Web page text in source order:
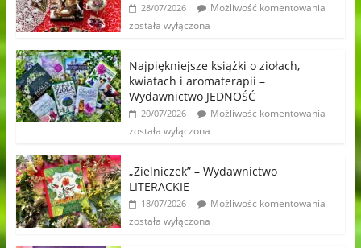
28/07/2026
Możliwość komentowania
została wyłączona
Najpiękniejsze książki o ziołach,
kwiatach i aromaterapii –
Wydawnictwo JEDNOŚĆ
20/07/2026
Możliwość komentowania
została wyłączona
„Zielniczek” – Wydawnictwo
LITERACKIE
18/07/2026
Możliwość komentowania
została wyłączona